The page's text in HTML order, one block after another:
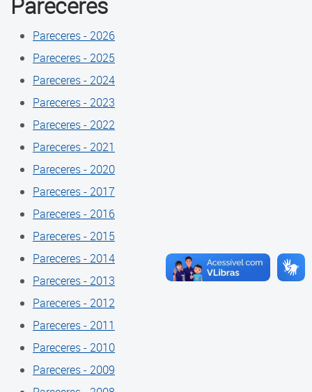
Contato
Links
úteis
Portal da Prefeitura de Curitiba
Cadastro Online
Portal ICS Instituto Curitiba de
Saúde
Portal do Servidor
Crianças e estudantes
Comunidade
Histórico
Composição
Diretoria
Conselheiros
Câmaras
Comissões
Grupos de Trabalho
Representações Externas
Equipe Interna
Calendário
Pareceres - 2026
Pareceres - 2025
Pareceres - 2024
Pareceres - 2023
Pareceres - 2022
Pareceres - 2021
Pareceres - 2020
Pareceres - 2017
Pareceres - 2016
Pareceres - 2015
Pareceres - 2014
Pareceres - 2013
Pareceres - 2012
Pareceres - 2011
Pareceres - 2010
Pareceres - 2009